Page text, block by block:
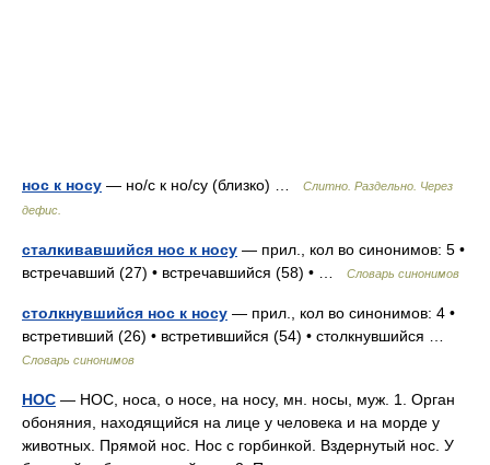
нос к носу — но/с к но/су (близко) …
Слитно. Раздельно. Через
дефис.
сталкивавшийся нос к носу — прил., кол во синонимов: 5 •
встречавший (27) • встречавшийся (58) • …
Словарь синонимов
столкнувшийся нос к носу — прил., кол во синонимов: 4 •
встретивший (26) • встретившийся (54) • столкнувшийся …
Словарь синонимов
НОС — НОС, носа, о носе, на носу, мн. носы, муж. 1. Орган
обоняния, находящийся на лице у человека и на морде у
животных. Прямой нос. Нос с горбинкой. Вздернутый нос. У